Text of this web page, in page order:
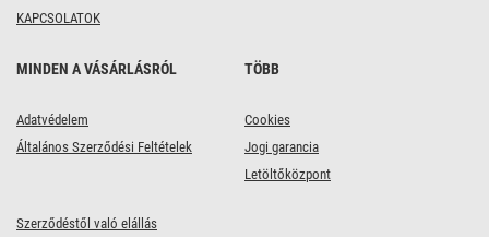
KAPCSOLATOK
MINDEN A VÁSÁRLÁSRÓL
Adatvédelem
Általános Szerződési Feltételek
TÖBB
Cookies
Jogi garancia
Letöltőközpont
Szerződéstől való elállás